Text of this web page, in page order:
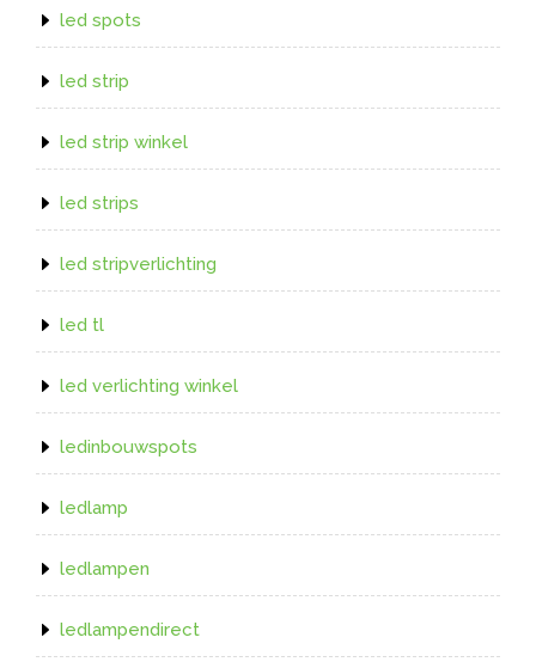
led spots
led strip
led strip winkel
led strips
led stripverlichting
led tl
led verlichting winkel
ledinbouwspots
ledlamp
ledlampen
ledlampendirect